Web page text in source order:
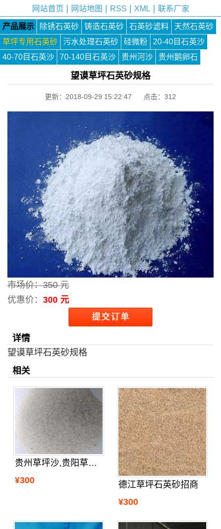
网站首页 网站地图 RSS XML| 联系厂家
产品展示 除锈石英砂 铸造石英砂 石英砂滤料
天然石英砂
草坪专用石英砂
污水处理石英砂 硅微粉
20-40目石英沙
40-70目石英沙
70-140目石英沙 贵州河沙 贵州鹅卵石
望谟草坪石英砂规格
更新：2018-09-29 15:22:47 点击： 312
市场价：350 元
优惠价： 300 元
详情
望谟草坪石英砂规格
相关
贵州草坪沙,贵阳草坪沙
¥300
德江草坪石英砂招商
¥300